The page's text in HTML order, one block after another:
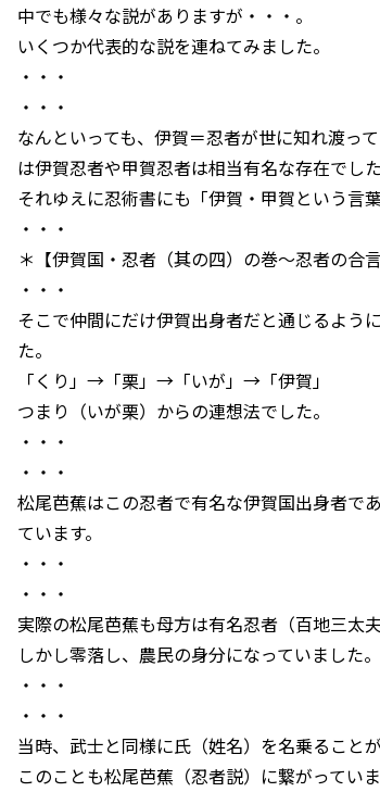
中でも様々な説がありますが・・・。
いくつか代表的な説を連ねてみました。
・・・
・・・
なんといっても、伊賀＝忍者が世に知れ渡っ
は伊賀忍者や甲賀忍者は相当有名な存在でした
それゆえに忍術書にも「伊賀・甲賀という言
・・・
＊【伊賀国・忍者（其の四）の巻～忍者の合
・・・
そこで仲間にだけ伊賀出身者だと通じるよう
た。
「くり」→「栗」→「いが」→「伊賀」
つまり（いが栗）からの連想法でした。
・・・
・・・
松尾芭蕉はこの忍者で有名な伊賀国出身者で
ています。
・・・
・・・
実際の松尾芭蕉も母方は有名忍者（百地三太
しかし零落し、農民の身分になっていました。
・・・
・・・
当時、武士と同様に氏（姓名）を名乗ること
このことも松尾芭蕉（忍者説）に繋がっていま